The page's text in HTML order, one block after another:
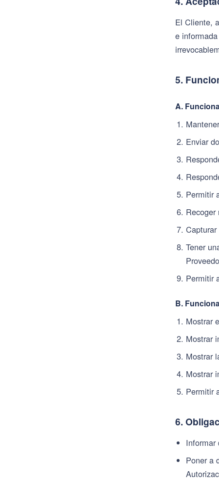
El Cliente,
e
5.
A.
Enviar
Permitir
Tener
Permitir
B.
Mostrar
Mostrar
Mostrar
Mostrar
Permitir
6.
Informar
Poner a